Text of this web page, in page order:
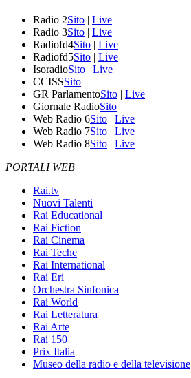
Radio 2Sito | Live
Radio 3Sito | Live
Radiofd4Sito | Live
Radiofd5Sito | Live
IsoradioSito | Live
CCISSSito
GR ParlamentoSito | Live
Giornale RadioSito
Web Radio 6Sito | Live
Web Radio 7Sito | Live
Web Radio 8Sito | Live
PORTALI WEB
Rai.tv
Nuovi Talenti
Rai Educational
Rai Fiction
Rai Cinema
Rai Teche
Rai International
Rai Eri
Orchestra Sinfonica
Rai World
Rai Letteratura
Rai Arte
Rai 150
Prix Italia
Museo della radio e della televisione